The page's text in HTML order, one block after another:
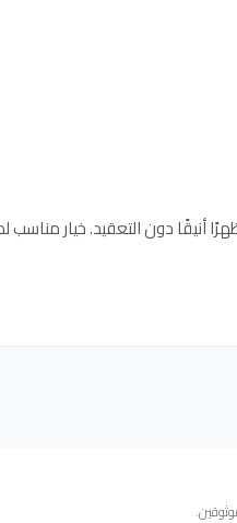
دون التعقيد. خيار مناسب